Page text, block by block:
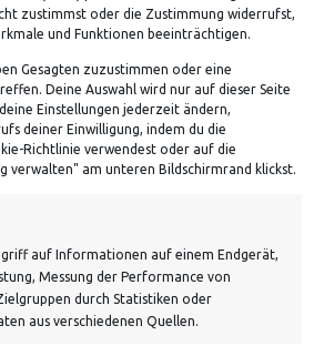
zustimmst oder die Zustimmung widerrufst,
und Funktionen beeinträchtigen.
Gesagten zuzustimmen oder eine
Deine Auswahl wird nur auf dieser Seite
Einstellungen jederzeit ändern,
deiner Einwilligung, indem du die
Richtlinie verwendest oder auf die
verwalten" am unteren Bildschirmrand klickst.
auf Informationen auf einem Endgerät,
Messung der Performance von
durch Statistiken oder
aus verschiedenen Quellen.
06268 Nemsdorf-Göhrendorf
von 10:00 bis 18:00 Uhr